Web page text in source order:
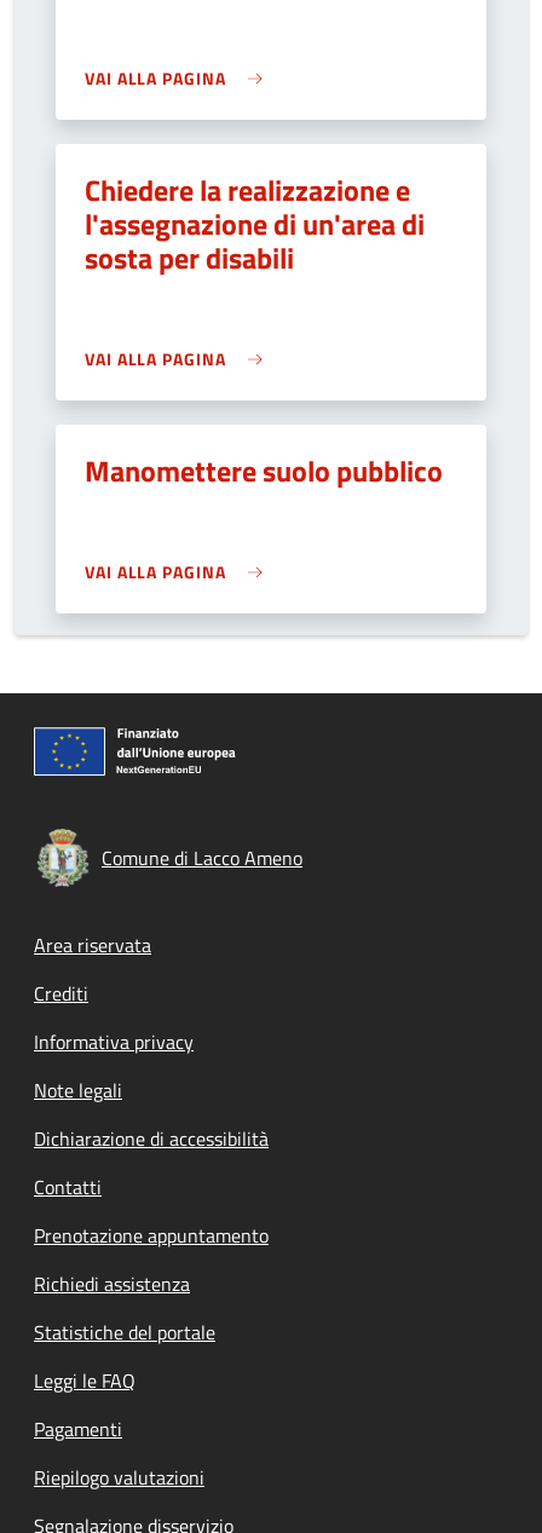
VAI ALLA PAGINA
Chiedere la realizzazione e
l'assegnazione di un'area di
sosta per disabili
VAI ALLA PAGINA
Manomettere suolo pubblico
VAI ALLA PAGINA
Comune di Lacco Ameno
Footer menu
Area riservata
Crediti
Informativa privacy
Note legali
Dichiarazione di accessibilità
Contatti
Prenotazione appuntamento
Richiedi assistenza
Statistiche del portale
Leggi le FAQ
Pagamenti
Riepilogo valutazioni
Segnalazione disservizio